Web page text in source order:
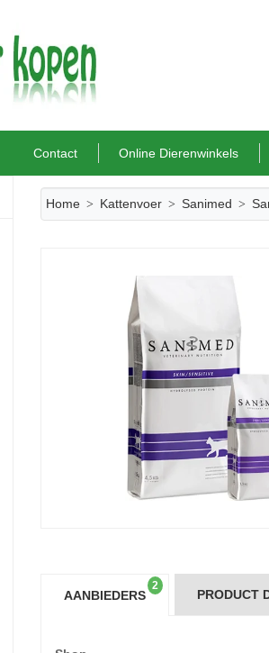
Contact Online Dierenwinkels
Home Kattenvoer Sanimed
AANBIEDERS
2
PRODUCT